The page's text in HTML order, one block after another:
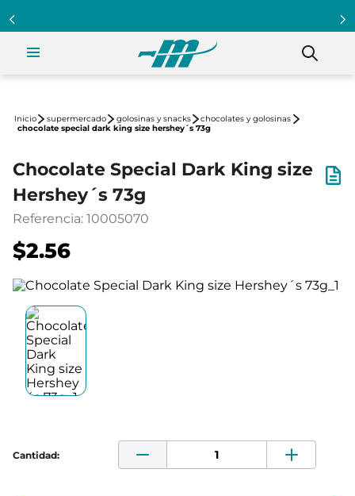
supermercado golosinas y snacks
chocolates y golosinas
chocolate special dark king size hershey´s 73g
Chocolate Special Dark King size
Hershey´s 73g
Referencia: 10005070
$2.56